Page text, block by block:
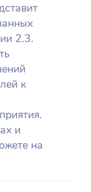
2.3.
к
и
на